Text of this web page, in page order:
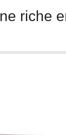
riche